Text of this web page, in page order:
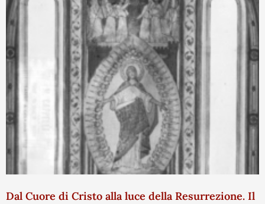
Dal Cuore di Cristo alla luce della Resurrezione. Il